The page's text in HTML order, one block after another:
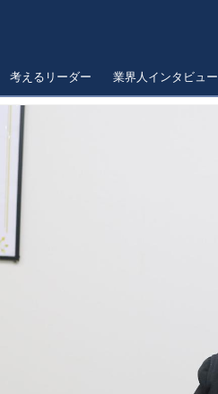
考えるリーダー 業界人インタビュー